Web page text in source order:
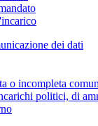
dei dati
o incompleta
politici, di